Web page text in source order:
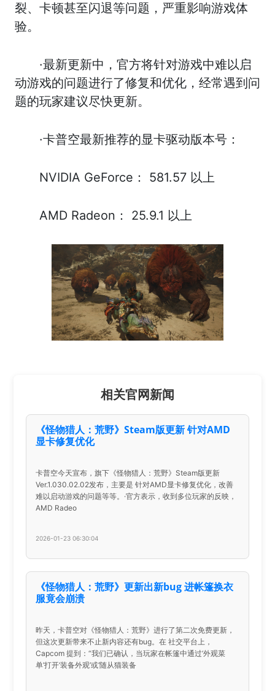
裂、卡顿甚至闪退等问题，严重影响游戏体
验。
·最新更新中，官方将针对游戏中难以启
动游戏的问题进行了修复和优化，经常遇到问
题的玩家建议尽快更新。
·卡普空最新推荐的显卡驱动版本号：
NVIDIA GeForce： 581.57 以上
AMD Radeon： 25.9.1 以上
相关官网新闻
《怪物猎人：荒野》Steam版更新 针对AMD
显卡修复优化
卡普空今天宣布，旗下《怪物猎人：荒野》Steam版更新
Ver.1.030.02.02发布，主要是 针对AMD显卡修复优化，改善
难以启动游戏的问题等等。·官方表示，收到多位玩家的反映，
AMD Radeo
2026-01-23 06:30:04
《怪物猎人：荒野》更新出新bug 进帐篷换衣
服竟会崩溃
昨天，卡普空对《怪物猎人：荒野》进行了第二次免费更新，
但这次更新带来不止新内容还有bug。在 社交平台上，
Capcom 提到：“我们已确认，当玩家在帐篷中通过‘外观菜
单’打开‘装备外观’或‘随从猫装备